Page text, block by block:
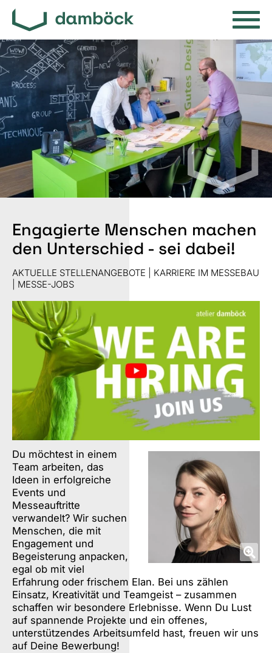
Engagierte Menschen machen
den Unterschied - sei dabei!
AKTUELLE STELLENANGEBOTE | KARRIERE IM MESSEBAU
| MESSE-JOBS
Du möchtest in einem
Team arbeiten, das
Ideen in erfolgreiche
Events und
Messeauftritte
verwandelt? Wir suchen
Menschen, die mit
Engagement und
Begeisterung anpacken,
egal ob mit viel
Erfahrung oder frischem Elan. Bei uns zählen
Einsatz, Kreativität und Teamgeist – zusammen
schaffen wir besondere Erlebnisse. Wenn Du Lust
auf spannende Projekte und ein offenes,
unterstützendes Arbeitsumfeld hast, freuen wir uns
auf Deine Bewerbung!